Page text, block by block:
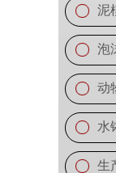
泥
泡
动
水
生